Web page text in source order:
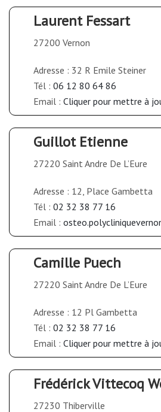
Laurent Fessart
27200 Vernon
Adresse : 32 R Emile Steiner
Tél : 06 12 80 64 86
Email : Cliquer pour mettre à
Guillot Etienne
27220 Saint Andre De L’Eure
Adresse : 12, Place Gambetta
Tél : 02 32 38 77 16
Email :
Camille Puech
27220 Saint Andre De L’Eure
Adresse : 12 Pl Gambetta
Tél : 02 32 38 77 16
Email : Cliquer pour mettre à
Frédérick Vittecoq
27230 Thiberville